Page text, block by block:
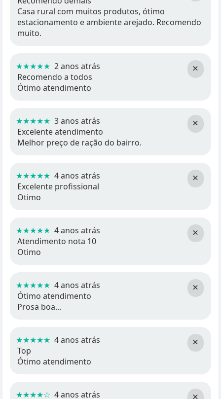
Casa rural com muitos produtos, ótimo
estacionamento e ambiente arejado. Recomendo
muito.
×
★★★★★ 2 anos atrás
Recomendo a todos
Ótimo atendimento
×
★★★★★ 3 anos atrás
Excelente atendimento
Melhor preço de ração do bairro.
×
★★★★★ 4 anos atrás
Excelente profissional
Otimo
×
★★★★★ 4 anos atrás
Atendimento nota 10
Otimo
×
★★★★★ 4 anos atrás
Ótimo atendimento
Prosa boa...
×
★★★★★ 4 anos atrás
Top
Ótimo atendimento
★★★★☆ 4 anos atrás